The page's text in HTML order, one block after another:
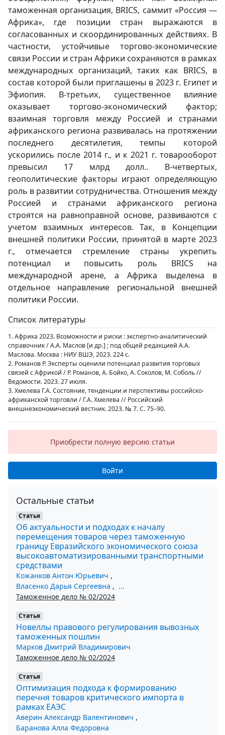
таможенная организация, BRICS, саммит «Россия —
Африка», где позиции стран выражаются в
согласованных и скоординированных действиях. В
частности, устойчивые торгово-экономические
связи России и стран Африки сохраняются в рамках
международных организаций, таких как BRICS, в
состав которой были приглашены в 2023 г. Египет и
Эфиопия. В-третьих, существенное влияние
оказывает торгово-экономический фактор;
взаимная торговля между Россией и странами
африканского региона развивалась на протяжении
последнего десятилетия, темпы которой
ускорились после 2014 г., и к 2021 г. товарооборот
превысил 17 млрд долл.. В-четвертых,
геополитические факторы играют определяющую
роль в развитии сотрудничества. Отношения между
Россией и странами африканского региона
строятся на равноправной основе, развиваются с
учетом взаимных интересов. Так, в Концепции
внешней политики России, принятой в марте 2023
г., отмечается стремление страны укрепить
потенциал и повысить роль BRICS на
международной арене, а Африка выделена в
отдельное направление региональной внешней
политики России.
Список литературы
1. Африка 2023. Возможности и риски : экспертно-аналитический
справочник / А.А. Маслов [и др.] ; под общей редакцией А.А.
Маслова. Москва : НИУ ВШЭ, 2023. 224 с.
2. Романов Р. Эксперты оценили потенциал развития торговых
связей с Африкой / Р. Романов, А. Бойко, А. Соколов, М. Соболь //
Ведомости. 2023. 27 июля.
3. Хмелева Г.А. Состояние, тенденции и перспективы российско-
африканской торговли / Г.А. Хмелева // Российский
внешнеэкономический вестник. 2023. № 7. С. 75–90.
Приобрести полную версию статьи
Войти
Остальные статьи
Статья
Об актуальности и подходах к началу
перемещения товаров через таможенную
границу Евразийского экономического союза
высокоавтоматизированными транспортными
средствами
Кожанков Антон Юрьевич ,
Власенко Дарья Сергеевна , ...
Таможенное дело № 02/2024
Статья
Новеллы правового регулирования вывозных
таможенных пошлин
Марков Дмитрий Владимирович
Таможенное дело № 02/2024
Статья
Оптимизация подхода к формированию
перечня товаров критического импорта в
рамках ЕАЭС
Аверин Александр Валентинович ,
Баранова Алла Федоровна